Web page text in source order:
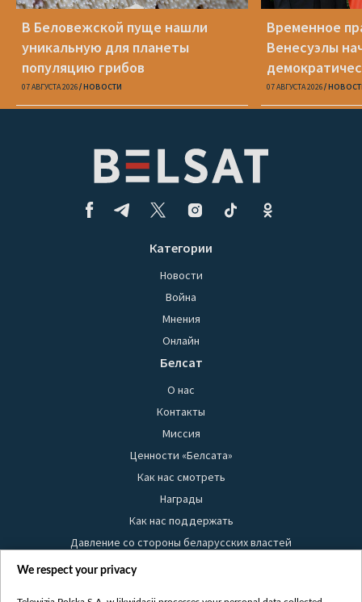
В Беловежской пуще нашли
уникальную для планеты
популяцию грибов
07 АВГУСТА 2026 НОВОСТИ
Временное
Венесуэлы
07 АВГУСТА 2026
Категории
Новости
Война
Мнения
Онлайн
Белсат
О нас
Контакты
Миссия
Ценности «Белсата»
Как нас смотреть
Награды
Как нас поддержать
Давление со стороны беларусских властей
Правила использования материалов
We respect your privacy